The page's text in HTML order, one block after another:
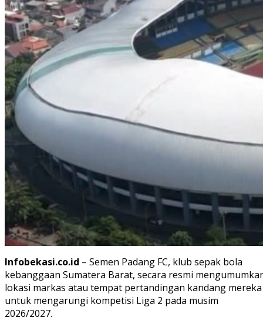
Infobekasi.co.id – Semen Padang FC, klub sepak bola
kebanggaan Sumatera Barat, secara resmi
lokasi markas atau tempat pertandingan kandang mereka
untuk mengarungi kompetisi Liga 2 pada musim
2026/2027.